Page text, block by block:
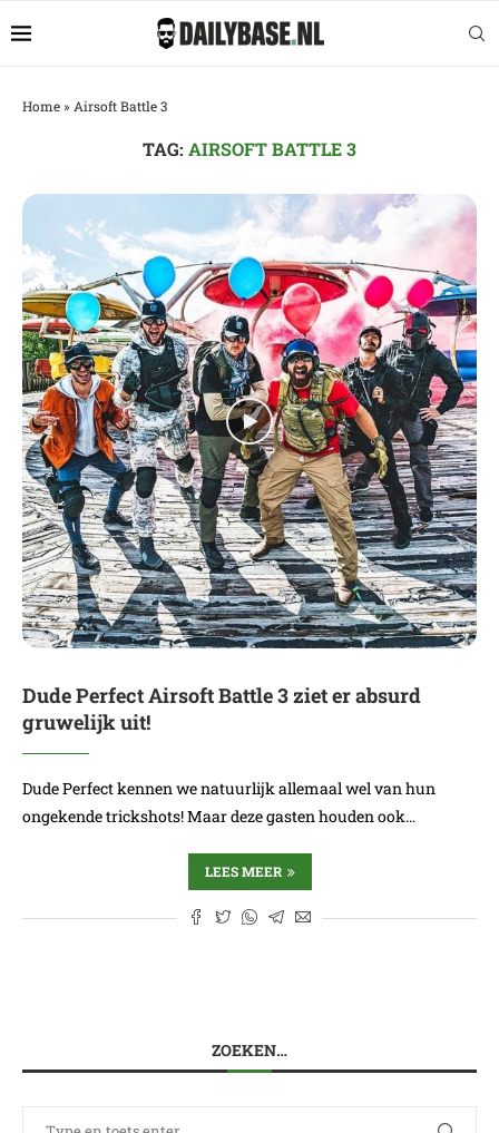
Home» Airsoft Battle 3
TAG: AIRSOFT BATTLE 3
Dude Perfect Airsoft Battle 3 ziet er absurd
gruwelijk uit!
Dude Perfect kennen we natuurlijk allemaal wel van hun
ongekende trickshots! Maar deze gasten houden ook…
LEES MEER
ZOEKEN…